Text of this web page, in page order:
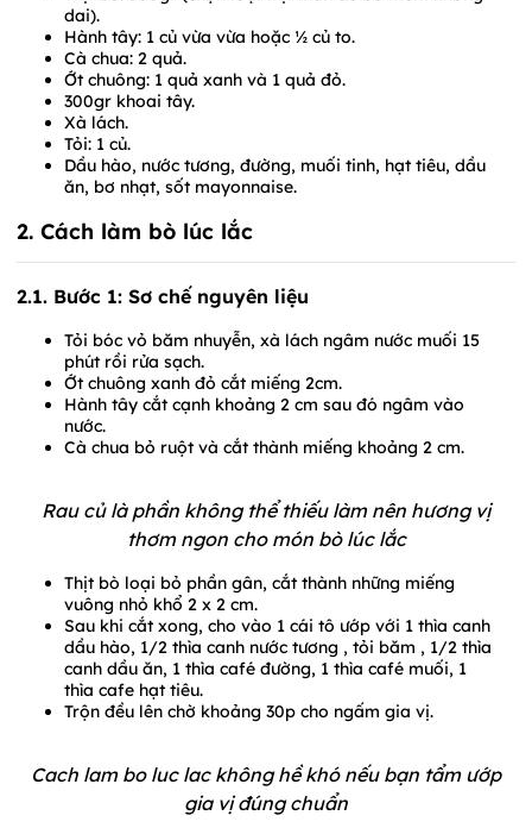
dai).
Hành tây: 1 củ vừa vừa hoặc ½ củ to.
Cà chua: 2 quả.
Ớt chuông: 1 quả xanh và 1 quả đỏ.
300gr khoai tây.
Xà lách.
Tỏi: 1 củ.
Dầu hào, nước tương, đường, muối tinh, hạt tiêu, dầu
ăn, bơ nhạt, sốt mayonnaise.
2. Cách làm bò lúc lắc
2.1. Bước 1: Sơ chế nguyên liệu
Tỏi bóc vỏ băm nhuyễn, xà lách ngâm nước muối 15
phút rồi rửa sạch.
Ớt chuông xanh đỏ cắt miếng 2cm.
Hành tây cắt cạnh khoảng 2 cm sau đó ngâm vào
nước.
Cà chua bỏ ruột và cắt thành miếng khoảng 2 cm.
Rau củ là phần không thể thiếu làm nên hương vị
thơm ngon cho món bò lúc lắc
Thịt bò loại bỏ phần gân, cắt thành những miếng
vuông nhỏ khổ 2 x 2 cm.
Sau khi cắt xong, cho vào 1 cái tô ướp với 1 thìa canh
dầu hào, 1/2 thìa canh nước tương , tỏi băm , 1/2 thìa
canh dầu ăn, 1 thìa café đường, 1 thìa café muối, 1
thìa cafe hạt tiêu.
Trộn đều lên chờ khoảng 30p cho ngấm gia vị.
Cach lam bo luc lac không hề khó nếu bạn tẩm ướp
gia vị đúng chuẩn